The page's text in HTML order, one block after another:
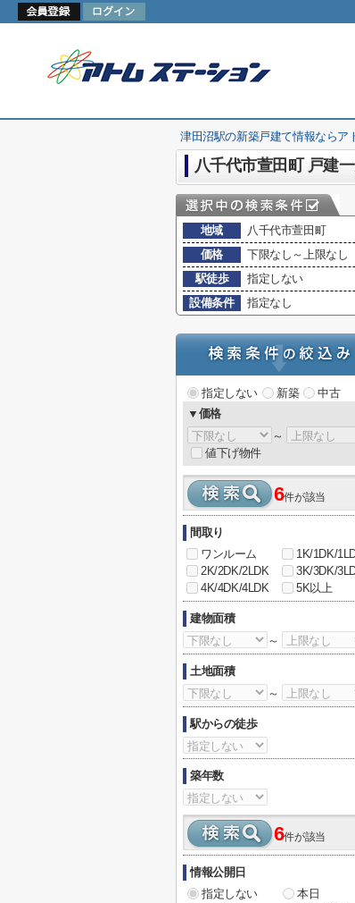
津田沼駅の新築戸建て情報ならア
八千代市萱田町 戸建
地域
八千代市萱田町
価格
下限なし～上限なし
駅徒歩
指定しない
設備条件
指定なし
指定しない 新築
中古
▼価格
～
値下げ物件
6件が該当
間取り
ワンルーム
1K/1DK/
2K/2DK/2LDK
3K/3DK/
4K/4DK/4LDK
5K以上
建物面積
～
土地面積
～
駅からの徒歩
築年数
6件が該当
情報公開日
指定しない
本日